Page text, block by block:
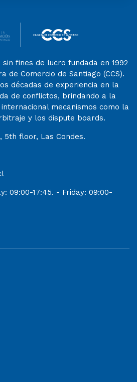
sin fines de lucro fundada en 1992
de Comercio de Santiago (CCS).
décadas de experiencia en la
de conflictos, brindando a la
mecanismos como la
y los dispute boards.
5th floor, Las Condes.
09:00-17:45. - Friday: 09:00-